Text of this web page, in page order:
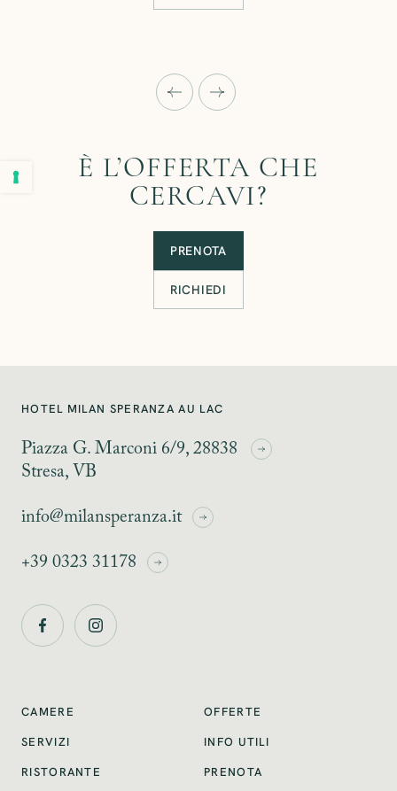
È L’OFFERTA CHE
CERCAVI?
PRENOTA
RICHIEDI
HOTEL MILAN SPERANZA AU LAC
Piazza G. Marconi 6/9, 28838
Stresa, VB
info@milansperanza.it
+39 0323 31178
CAMERE
SERVIZI
RISTORANTE
OFFERTE
INFO UTILI
PRENOTA